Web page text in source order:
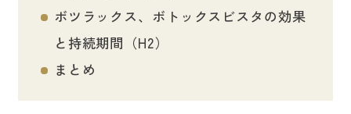
ボツラックス、ボトックスビスタの効果
と持続期間（H2）
まとめ